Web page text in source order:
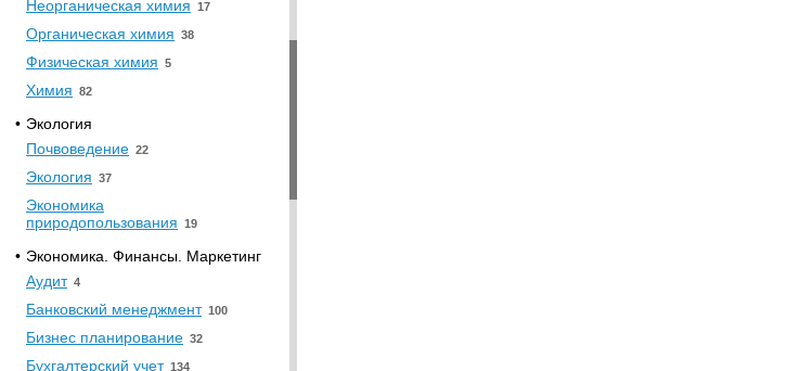
Неорганическая химия 17
Органическая химия 38
Физическая химия 5
Химия 82
• Экология
Почвоведение 22
Экология 37
Экономика
природопользования 19
• Экономика. Финансы. Маркетинг
Аудит 4
Банковский менеджмент 100
Бизнес планирование 32
Бухгалтерский учет 134